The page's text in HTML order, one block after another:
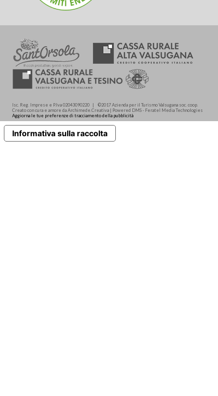
Isc. Reg. Imprese e P.Iva 02043090220 | ©2017 Azienda per il Turismo Valsugana soc. coop.
Creato con cura e amore da Archimede.Creativa | Powered DMS - Feratel Media Technologies
Aggiorna le tue preferenze di tracciamento della pubblicità
Informativa sulla raccolta